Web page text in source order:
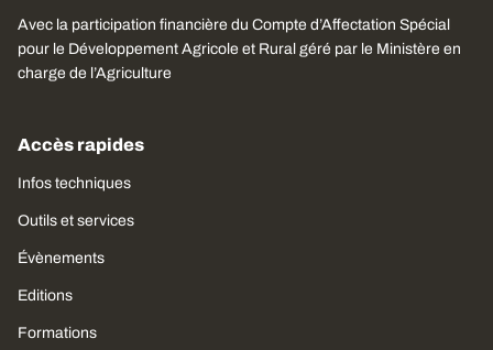
Avec la participation financière du Compte d’Affectation Spécial
pour le Développement Agricole et Rural géré par le Ministère en
charge de l’Agriculture
Accès rapides
Infos techniques
Outils et services
Évènements
Editions
Formations